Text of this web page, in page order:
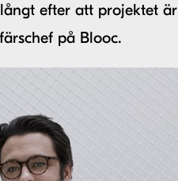
efter att projektet är
på Blooc.